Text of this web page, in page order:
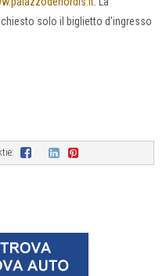
solo il biglietto d’ingresso